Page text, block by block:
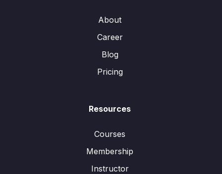
About
Career
Blog
Pricing
Resources
Courses
Membership
Instructor